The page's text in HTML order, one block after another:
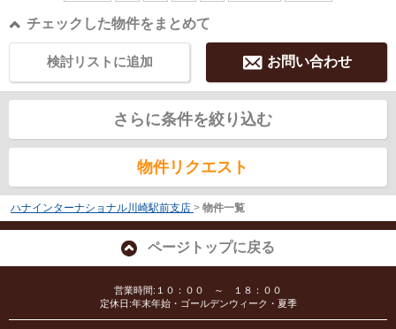
チェックした物件をまとめて
お問い合わせ
検討リストに追加
さらに条件を絞り込む
物件リクエスト
ハナインターナショナル川崎駅前支店 > 物件一覧
ページトップに戻る
営業時間:１０：００ ～ １８：００
定休日:年末年始・ゴールデンウィーク・夏季